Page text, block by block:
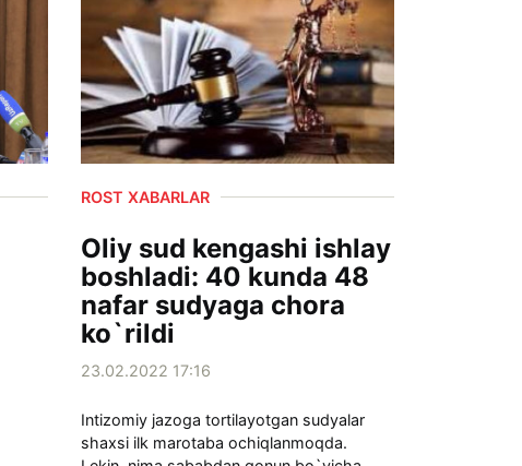
ROST XABARLAR
Oliy sud kengashi ishlay
boshladi: 40 kunda 48
nafar sudyaga chora
ko`rildi
23.02.2022 17:16
Intizomiy jazoga tortilayotgan sudyalar
shaxsi ilk marotaba ochiqlanmoqda.